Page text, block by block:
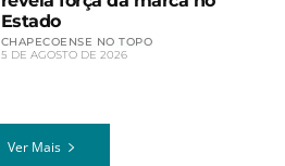
Estado
CHAPECOENSE NO TOPO
5 DE AGOSTO DE 2026
Ver Mais